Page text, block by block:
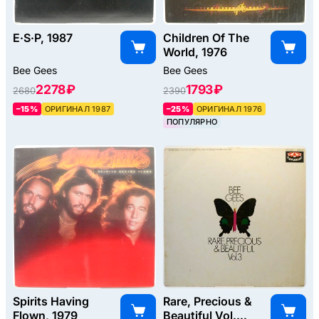
E·S·P, 1987
Bee Gees
26802278 ₽
–15% ОРИГИНАЛ 1987
Children Of The
World, 1976
Bee Gees
23901793 ₽
–25%
ОРИГИНАЛ 1976
ПОПУЛЯРНО
Spirits Having
Flown, 1979
Rare, Precious &
Beautiful Vol.